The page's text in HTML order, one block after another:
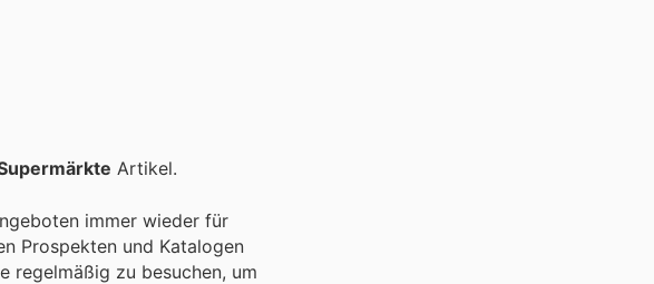
Artikel.
immer wieder für
Prospekten und Katalogen
regelmäßig zu besuchen, um